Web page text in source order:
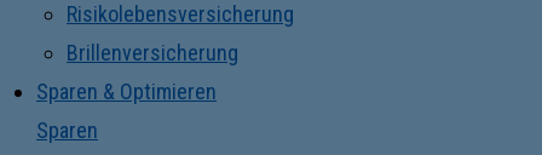
Risikolebensversicherung
Brillenversicherung
Sparen & Optimieren
Sparen